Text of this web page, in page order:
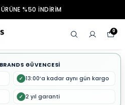
%50 İNDİRİM
0
GÜVENCESİ
✓ 13:00’a kadar aynı gün kargo
✓ 2 yıl garanti